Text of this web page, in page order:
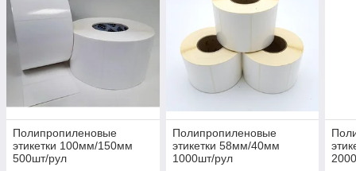
Полипропиленовые
этикетки 100мм/150мм
500шт/рул
Полипропиленовые
этикетки 58мм/40мм
1000шт/рул